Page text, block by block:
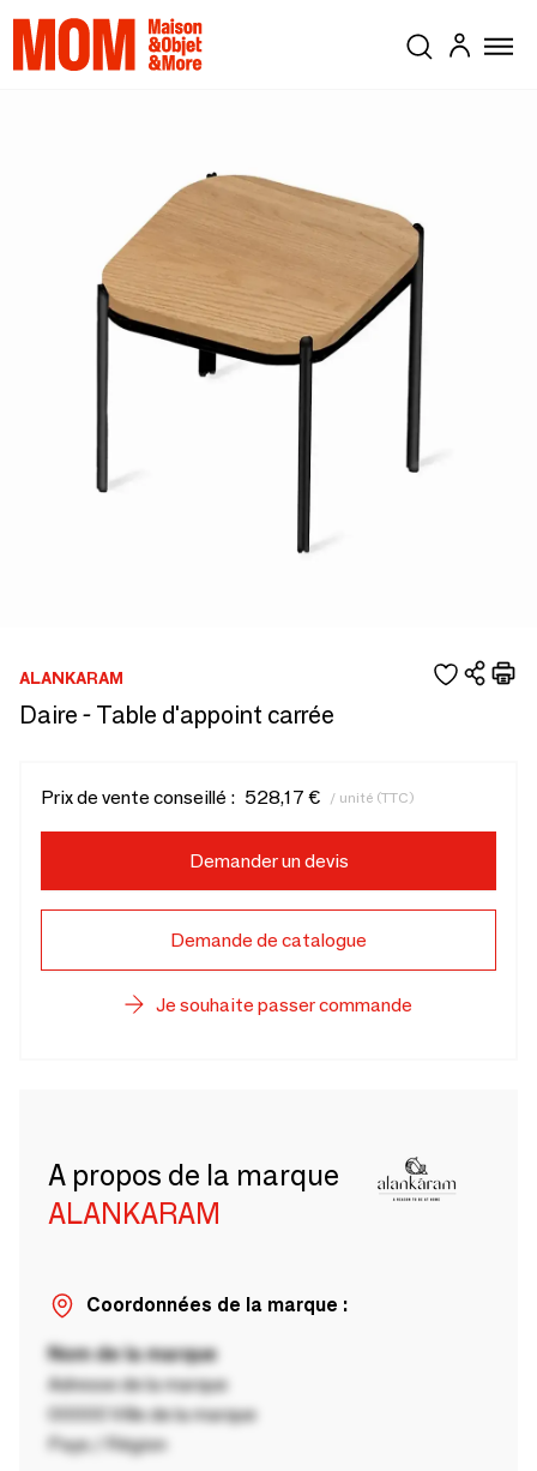
ALANKARAM
Daire - Table d'appoint carrée
Prix de vente conseillé : 528,17 € / unité (TTC)
Demander un devis
Demande de catalogue
Je souhaite passer commande
A propos de la marque
ALANKARAM
Coordonnées de la marque :
Nom de la marque
Adresse de la marque
00000 Ville de la marque
Pays / Région